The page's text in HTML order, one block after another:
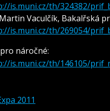
is.muni.cz/th/324382/
Vaculčík, Bakalřská
is.muni.cz/th/269054/
náročné:
is.muni.cz/th/146105/
2011